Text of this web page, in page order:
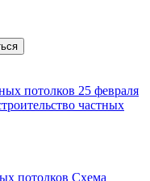
потолков 25 февраля
частных
потолков Схема